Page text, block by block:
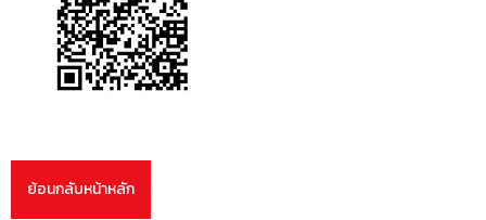
ย้อนกลับหน้าหลัก